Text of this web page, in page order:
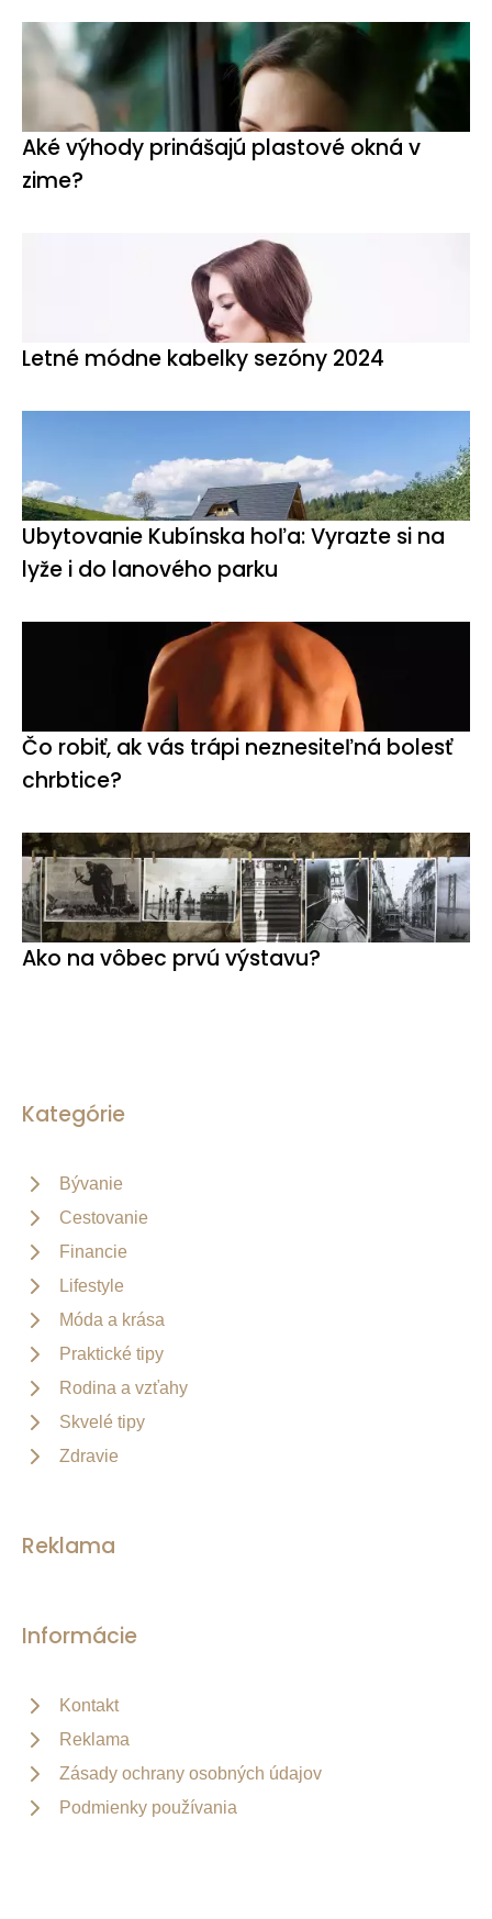
Aké výhody prinášajú plastové okná v
zime?
Letné módne kabelky sezóny 2024
Ubytovanie Kubínska hoľa: Vyrazte si na
lyže i do lanového parku
Čo robiť, ak vás trápi neznesiteľná bolesť
chrbtice?
Ako na vôbec prvú výstavu?
Kategórie
Bývanie
Cestovanie
Financie
Lifestyle
Móda a krása
Praktické tipy
Rodina a vzťahy
Skvelé tipy
Zdravie
Reklama
Informácie
Kontakt
Reklama
Zásady ochrany osobných údajov
Podmienky používania